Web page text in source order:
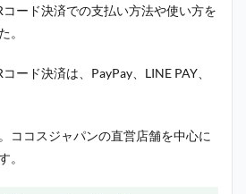
ード決済での支払い方法や使い方を
。
ード決済は、PayPay、LINE PAY、
ココスジャパンの直営店舗を中心に
。